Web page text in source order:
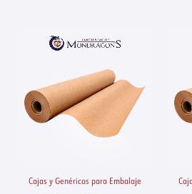
Cajas y Genéricos para Embalaje